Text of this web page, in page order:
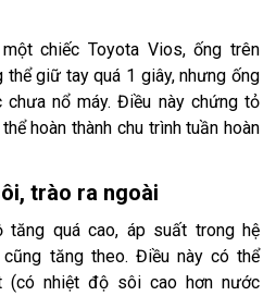
một chiếc Toyota Vios, ống trên
thể giữ tay quá 1 giây, nhưng ống
nổ máy. Điều này chứng tỏ
hoàn thành chu trình tuần hoàn
trào ra ngoài
tăng quá cao, áp suất trong hệ
tăng theo. Điều này có thể
(có nhiệt độ sôi cao hơn nước